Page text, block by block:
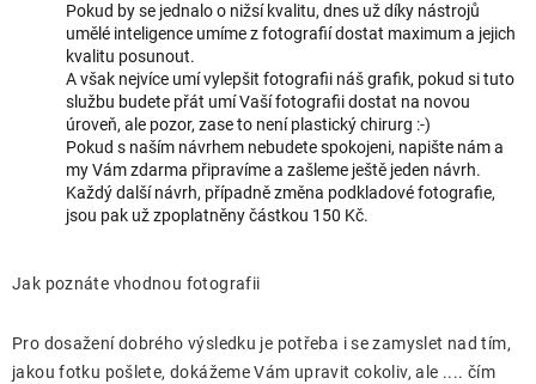
Pokud by se jednalo o nižsí kvalitu, dnes už díky nástrojů
umělé inteligence umíme z fotografií dostat maximum a jejich
kvalitu posunout.
A však nejvíce umí vylepšit fotografii náš grafik, pokud si tuto
službu budete přát umí Vaší fotografii dostat na novou
úroveň, ale pozor, zase to není plastický chirurg :-)
Pokud s naším návrhem nebudete spokojeni, napište nám a
my Vám zdarma připravíme a zašleme ještě jeden návrh.
Každý další návrh, případně změna podkladové fotografie,
jsou pak už zpoplatněny částkou 150 Kč.
Jak poznáte vhodnou fotografii
Pro dosažení dobrého výsledku je potřeba i se zamyslet nad tím,
jakou fotku pošlete, dokážeme Vám upravit cokoliv, ale .... čím